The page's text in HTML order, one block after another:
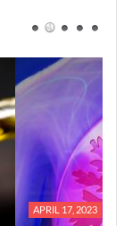
APRIL 17, 2023